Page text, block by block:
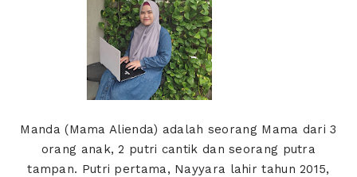
Manda (Mama Alienda) adalah seorang Mama dari 3
orang anak, 2 putri cantik dan seorang putra
tampan. Putri pertama, Nayyara lahir tahun 2015,